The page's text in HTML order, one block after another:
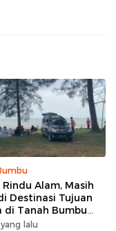
Alam, Masih
Destinasi Tujuan
di Tanah Bumbu
Rindangnya Pohon
lalu